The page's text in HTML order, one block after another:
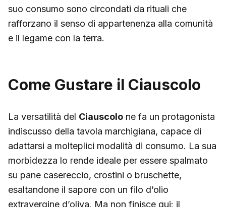
suo consumo sono circondati da rituali che
rafforzano il senso di appartenenza alla comunità
e il legame con la terra.
Come Gustare il Ciauscolo
La versatilità del Ciauscolo ne fa un protagonista
indiscusso della tavola marchigiana, capace di
adattarsi a molteplici modalità di consumo. La sua
morbidezza lo rende ideale per essere spalmato
su pane casereccio, crostini o bruschette,
esaltandone il sapore con un filo d’olio
extravergine d’oliva. Ma non finisce qui: il